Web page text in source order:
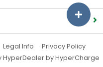
Legal Info
Privacy Policy
HyperDealerby HyperCharge